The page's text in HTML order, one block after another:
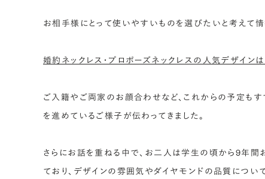
お相手様にとって使いやすいものを選びたいと考えて情
婚約ネックレス・プロポーズネックレスの人気デザインは
ご入籍やご両家のお顔合わせなど、これからの予定も
を進めているご様子が伝わってきました。
さらにお話を重ねる中で、お二人は学生の頃から9年間
ており、デザインの雰囲気やダイヤモンドの品質につい